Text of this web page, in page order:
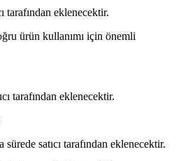
tarafından eklenecektir.
ürün kullanımı için önemli
tarafından eklenecektir.
sürede satıcı tarafından eklenecektir.